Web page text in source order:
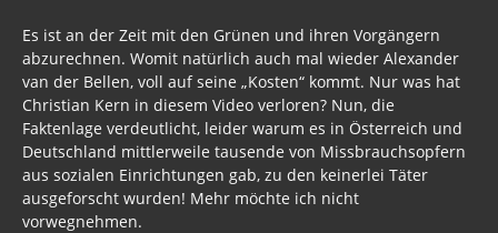
Es ist an der Zeit mit den Grünen und ihren Vorgängern
abzurechnen. Womit natürlich auch mal wieder Alexander
van der Bellen, voll auf seine „Kosten“ kommt. Nur was hat
Christian Kern in diesem Video verloren? Nun, die
Faktenlage verdeutlicht, leider warum es in Österreich und
Deutschland mittlerweile tausende von Missbrauchsopfern
aus sozialen Einrichtungen gab, zu den keinerlei Täter
ausgeforscht wurden! Mehr möchte ich nicht
vorwegnehmen.